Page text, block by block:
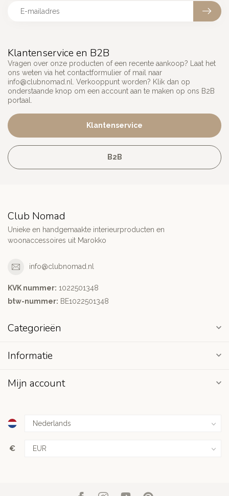
Klantenservice en B2B
Vragen over onze producten of een recente aankoop? Laat het
ons weten via het contactformulier of mail naar
info@clubnomad.nl
. Verkooppunt worden? Klik dan op
onderstaande knop om een account aan te maken op ons B2B
portaal.
Klantenservice
B2B
Club Nomad
Unieke en handgemaakte interieurproducten en
woonaccessoires uit Marokko
info@clubnomad.nl
KVK nummer: 1022501348
btw-nummer: BE1022501348
Categorieën
Informatie
Mijn account
€